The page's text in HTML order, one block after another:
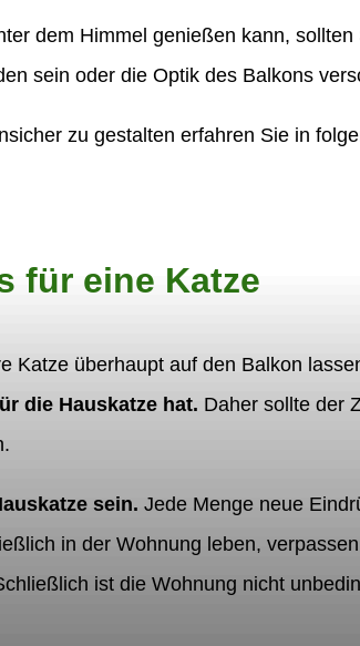
dem Himmel genießen kann, sollten
sein oder die Optik des Balkons
zu gestalten erfahren Sie in
für eine Katze
Katze überhaupt auf den Balkon
die Hauskatze hat. Daher sollte der
sein. Jede Menge neue
in der Wohnung leben,
ist die Wohnung nicht